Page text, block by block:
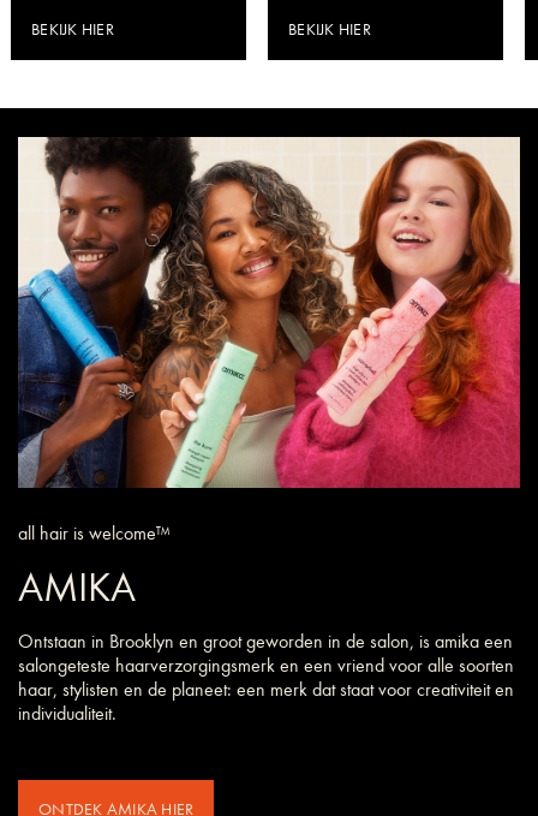
BEKIJK HIER BEKIJK HIER
all hair is welcome™
AMIKA
Ontstaan in Brooklyn en groot geworden in de salon, is amika een
salongeteste haarverzorgings­merk en een vriend voor alle soorten
haar, stylisten en de planeet: een merk dat staat voor creativiteit en
individualiteit.
ONTDEK AMIKA HIER